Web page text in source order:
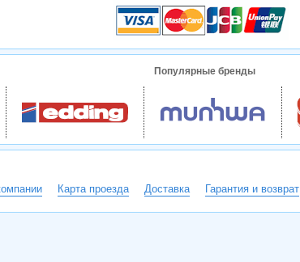
Популярные бренды
Карта проезда Доставка Гарантия и возврат